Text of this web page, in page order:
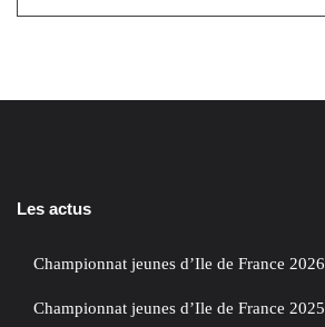
Les actus
Championnat jeunes d’Ile de France 2026
Championnat jeunes d’Ile de France 2025